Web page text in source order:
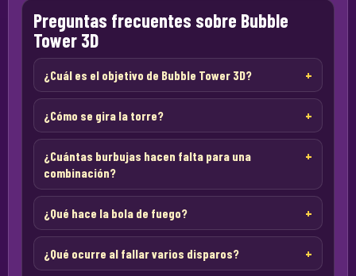
Preguntas frecuentes sobre Bubble
Tower 3D
¿Cuál es el objetivo de Bubble Tower 3D?
¿Cómo se gira la torre?
¿Cuántas burbujas hacen falta para una
combinación?
¿Qué hace la bola de fuego?
¿Qué ocurre al fallar varios disparos?